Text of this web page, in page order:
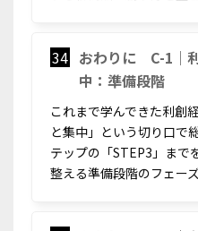
34 おわりに C-1｜
中：準備段階
これまで学んできた利創
と集中」という切り口で
テップの「STEP3」まで
整える準備段階のフェー